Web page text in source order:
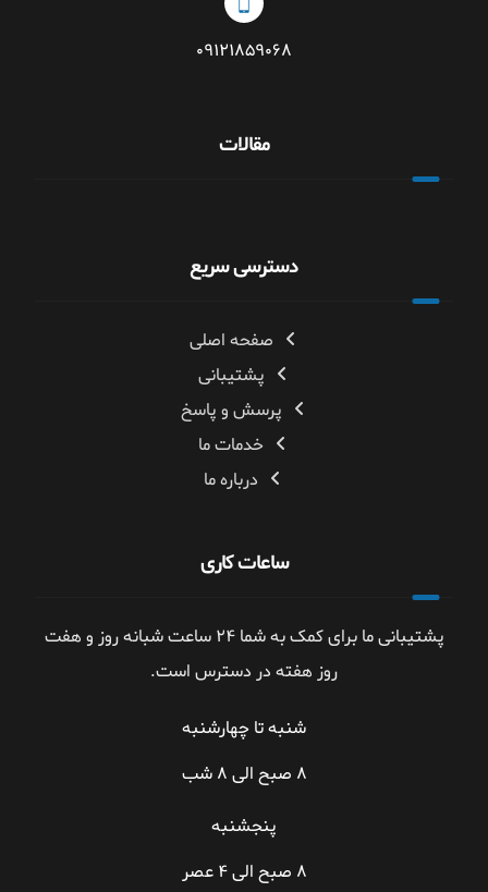
۰۹۱۲۱۸۵۹۰۶۸
مقالات
دسترسی سریع
صفحه اصلی
پشتیبانی
پرسش و پاسخ
خدمات ما
درباره ما
ساعات کاری
پشتیبانی ما برای کمک به شما ۲۴ ساعت شبانه روز و هفت
روز هفته در دسترس است.
شنبه تا چهارشنبه
۸ صبح الی ۸ شب
پنجشنبه
۸ صبح الی ۴ عصر